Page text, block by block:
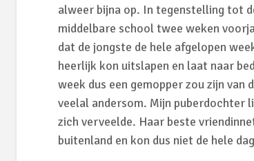
alweer bijna op. In tegenstelling tot
middelbare school twee weken
dat de jongste de hele afgelopen
heerlijk kon uitslapen en laat naar
week dus een gemopper zou zijn
veelal andersom. Mijn puberdochter
zich verveelde. Haar beste
buitenland en kon dus niet de hele